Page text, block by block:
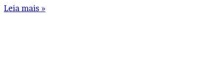
Leia mais »